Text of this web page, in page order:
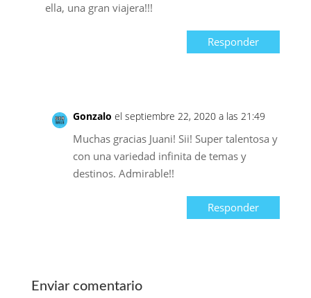
ella, una gran viajera!!!
Responder
Gonzalo el septiembre 22, 2020 a las 21:49
Muchas gracias Juani! Sii! Super talentosa y
con una variedad infinita de temas y
destinos. Admirable!!
Responder
Enviar comentario